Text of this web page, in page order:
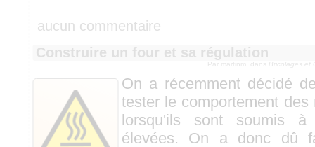
aucun commentaire
Construire un four et sa régulation
Par martinm, dans Bricolages et
On a récemment décidé
tester le comportement des
lorsqu'ils sont soumis à
élevées. On a donc dû